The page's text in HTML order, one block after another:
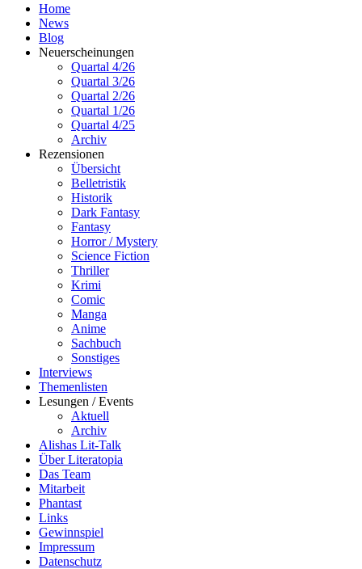
Home
News
Blog
Neuerscheinungen
Quartal 4/26
Quartal 3/26
Quartal 2/26
Quartal 1/26
Quartal 4/25
Archiv
Rezensionen
Übersicht
Belletristik
Historik
Dark Fantasy
Fantasy
Horror / Mystery
Science Fiction
Thriller
Krimi
Comic
Manga
Anime
Sachbuch
Sonstiges
Interviews
Themenlisten
Lesungen / Events
Aktuell
Archiv
Alishas Lit-Talk
Über Literatopia
Das Team
Mitarbeit
Phantast
Links
Gewinnspiel
Impressum
Datenschutz